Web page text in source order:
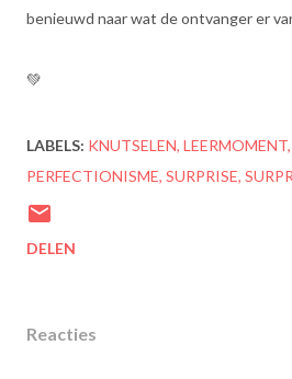
benieuwd naar wat de ontvanger er
💚
LABELS: KNUTSELEN LEERMOMENT
PERFECTIONISME SURPRISE
DELEN
Reacties